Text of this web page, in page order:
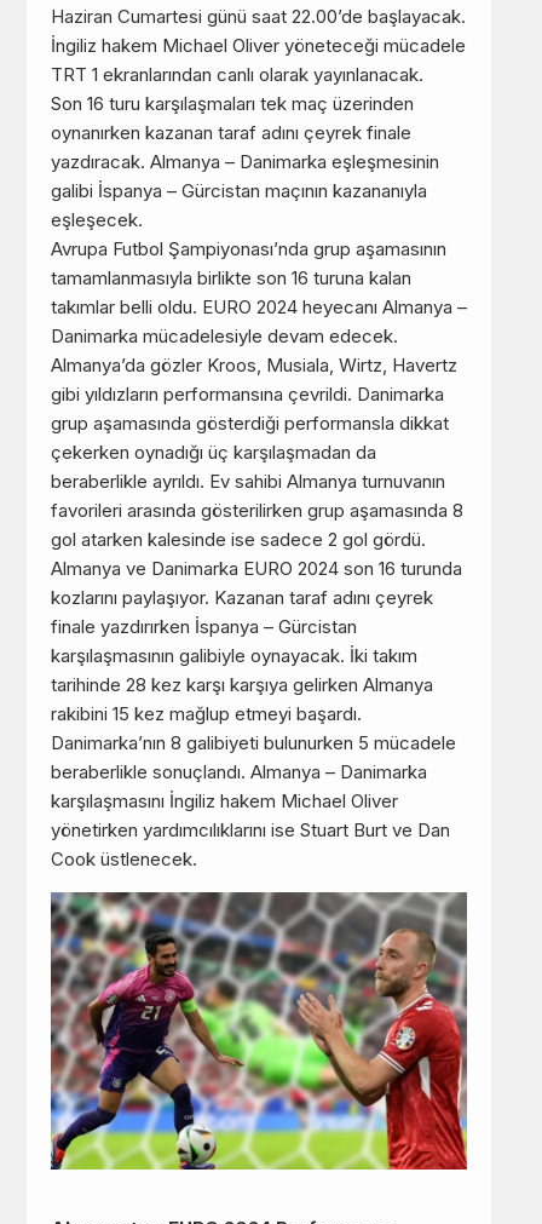
Haziran Cumartesi günü saat 22.00’de başlayacak.
İngiliz hakem Michael Oliver yöneteceği mücadele
TRT 1 ekranlarından canlı olarak yayınlanacak.
Son 16 turu karşılaşmaları tek maç üzerinden
oynanırken kazanan taraf adını çeyrek finale
yazdıracak. Almanya – Danimarka eşleşmesinin
galibi İspanya – Gürcistan maçının kazananıyla
eşleşecek.
Avrupa Futbol Şampiyonası’nda grup aşamasının
tamamlanmasıyla birlikte son 16 turuna kalan
takımlar belli oldu. EURO 2024 heyecanı Almanya –
Danimarka mücadelesiyle devam edecek.
Almanya’da gözler Kroos, Musiala, Wirtz, Havertz
gibi yıldızların performansına çevrildi. Danimarka
grup aşamasında gösterdiği performansla dikkat
çekerken oynadığı üç karşılaşmadan da
beraberlikle ayrıldı. Ev sahibi Almanya turnuvanın
favorileri arasında gösterilirken grup aşamasında 8
gol atarken kalesinde ise sadece 2 gol gördü.
Almanya ve Danimarka EURO 2024 son 16 turunda
kozlarını paylaşıyor. Kazanan taraf adını çeyrek
finale yazdırırken İspanya – Gürcistan
karşılaşmasının galibiyle oynayacak. İki takım
tarihinde 28 kez karşı karşıya gelirken Almanya
rakibini 15 kez mağlup etmeyi başardı.
Danimarka’nın 8 galibiyeti bulunurken 5 mücadele
beraberlikle sonuçlandı. Almanya – Danimarka
karşılaşmasını İngiliz hakem Michael Oliver
yönetirken yardımcılıklarını ise Stuart Burt ve Dan
Cook üstlenecek.